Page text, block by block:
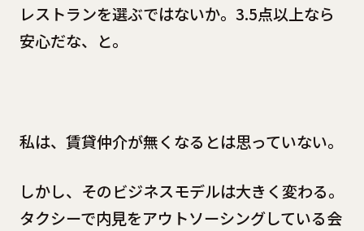
レストランを選ぶではないか。3.5点以上なら
安心だな、と。
私は、賃貸仲介が無くなるとは思っていない。
しかし、そのビジネスモデルは大きく変わる。
タクシーで内見をアウトソーシングしている会